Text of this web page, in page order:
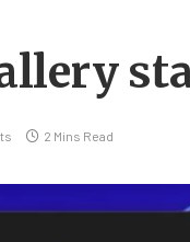
2 Mins Read